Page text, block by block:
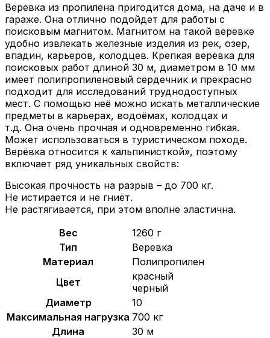
Веревка из пропилена пригодится дома, на даче и в
гараже. Она отлично подойдет для работы с
поисковым магнитом. Магнитом на такой веревке
удобно извлекать железные изделия из рек, озер,
впадин, карьеров, колодцев. Крепкая верёвка для
поисковых работ длиной 30 м, диаметром в 10 мм
имеет полипропиленовый сердечник и прекрасно
подходит для исследований труднодоступных
мест. С помощью неё можно искать металлические
предметы в карьерах, водоёмах, колодцах и
т.д. Она очень прочная и одновременно гибкая.
Может использоваться в туристическом походе.
Верёвка относится к «альпинисткой», поэтому
включает ряд уникальных свойств:
Высокая прочность на разрыв – до 700 кг.
Не истирается и не гниёт.
Не растягивается, при этом вполне эластична.
Вес
1260 г
Тип
Веревка
Материал
Полипропилен
Цвет
красный
черный
Диаметр
10
Максимальная нагрузка 700 кг
Длина
30 м